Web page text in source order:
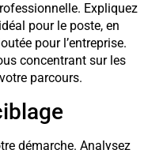
Expliquez
pour le poste, en
pour l’entreprise.
concentrant sur les
parcours.
démarche. Analysez